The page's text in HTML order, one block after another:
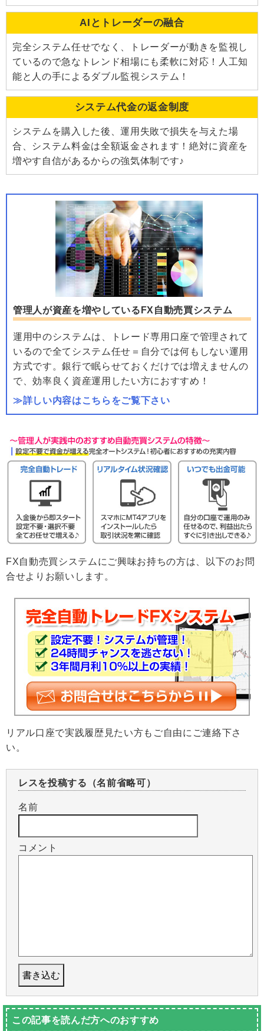
AIとトレーダーの融合
完全システム任せでなく、トレーダーが動きを監視し
ているので急なトレンド相場にも柔軟に対応！人工知
能と人の手によるダブル監視システム！
システム代金の返金制度
システムを購入した後、運用失敗で損失を与えた場
合、システム料金は全額返金されます！絶対に資産を
増やす自信があるからの強気体制です♪
管理人が資産を増やしているFX自動売買システム
運用中のシステムは、トレード専用口座で管理されて
いるので全てシステム任せ＝自分では何もしない運用
方式です。銀行で眠らせておくだけでは増えませんの
で、効率良く資産運用したい方におすすめ！
≫詳しい内容はこちらをご覧下さい
FX自動売買システムにご興味お持ちの方は、以下のお問
合せよりお願いします。
リアル口座で実践履歴見たい方もご自由にご連絡下さ
い。
レスを投稿する（名前省略可）
名前
コメント
この記事を読んだ方へのおすすめ